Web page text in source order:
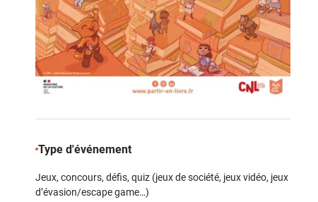
Type d'événement
Jeux, concours, défis, quiz (jeux de société, jeux vidéo, jeux
d’évasion/escape game…)